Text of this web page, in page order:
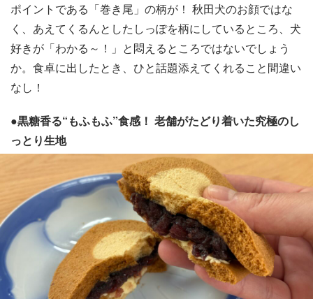
ポイントである「巻き尾」の柄が！ 秋田犬のお顔ではな
く、あえてくるんとしたしっぽを柄にしているところ、犬
好きが「わかる～！」と悶えるところではないでしょう
か。食卓に出したとき、ひと話題添えてくれること間違い
なし！
●黒糖香る“もふもふ”食感！ 老舗がたどり着いた究極のし
っとり生地